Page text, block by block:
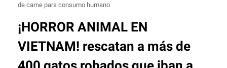
de carne para consumo humano
¡HORROR ANIMAL EN
VIETNAM! rescatan a más de